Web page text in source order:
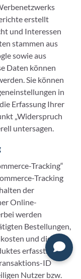
erstellt
und Interessen
stammen aus
sowie aus
Daten können
Sie können
in
Erfassung Ihrer
„Widerspruch
untersagen.
Tracking“
Tracking
der
Online-
werden
Bestellungen,
und die Zeit
erfasst. Diese
ID
Nutzer bzw.